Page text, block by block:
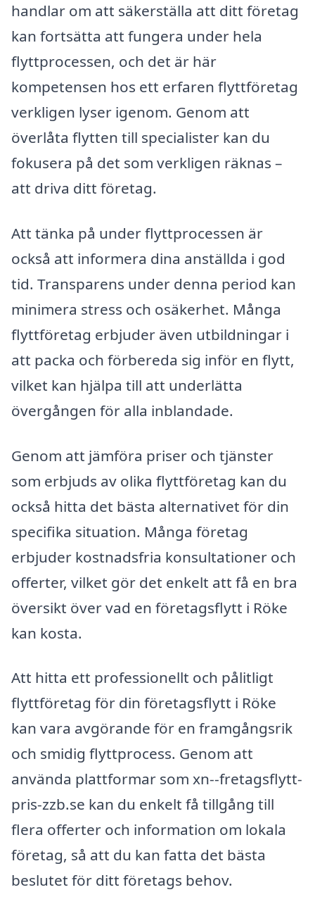
handlar om att säkerställa att ditt företag
kan fortsätta att fungera under hela
flyttprocessen, och det är här
kompetensen hos ett erfaren flyttföretag
verkligen lyser igenom. Genom att
överlåta flytten till specialister kan du
fokusera på det som verkligen räknas –
att driva ditt företag.
Att tänka på under flyttprocessen är
också att informera dina anställda i god
tid. Transparens under denna period kan
minimera stress och osäkerhet. Många
flyttföretag erbjuder även utbildningar i
att packa och förbereda sig inför en flytt,
vilket kan hjälpa till att underlätta
övergången för alla inblandade.
Genom att jämföra priser och tjänster
som erbjuds av olika flyttföretag kan du
också hitta det bästa alternativet för din
specifika situation. Många företag
erbjuder kostnadsfria konsultationer och
offerter, vilket gör det enkelt att få en bra
översikt över vad en företagsflytt i Röke
kan kosta.
Att hitta ett professionellt och pålitligt
flyttföretag för din företagsflytt i Röke
kan vara avgörande för en framgångsrik
och smidig flyttprocess. Genom att
använda plattformar som xn--fretagsflytt-
pris-zzb.se kan du enkelt få tillgång till
flera offerter och information om lokala
företag, så att du kan fatta det bästa
beslutet för ditt företags behov.